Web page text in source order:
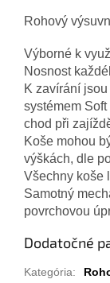
Rohový
Výborné k
Nosnost
K zavírání
systémem
chod při
Koše mohou
výškách, dle
Všechny koše
Samotný
povrchovou
Dodatočné
Kategória: